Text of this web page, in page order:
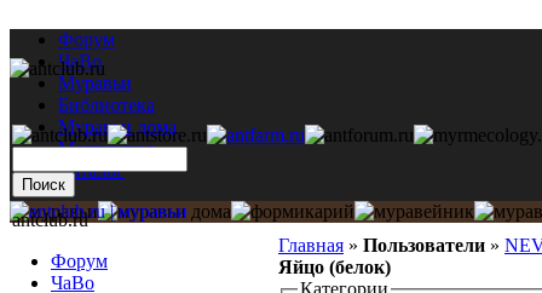
Форум
ЧаВо
Муравьи
Библиотека
Муравьи дома
Мастерская
Каталог
Главная » Пользователи »
Яйцо (белок)
Категории
antclub.ru
Форум
ЧаВо